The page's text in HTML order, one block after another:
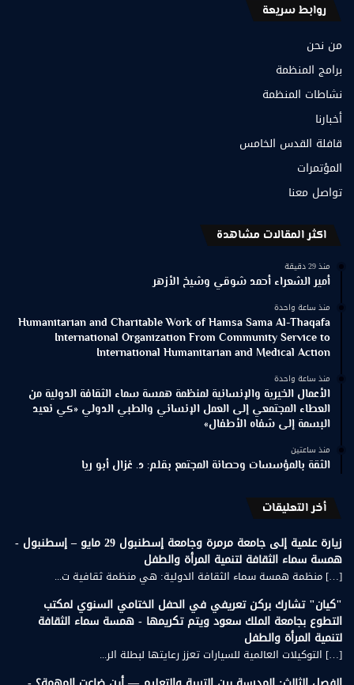
روابط سريعة
من نحن
برامج المنظمة
نشاطات المنظمة
أخبارنا
قافلة القدس الخامس
المؤتمرات
تواصل معنا
اكثر المقالات مشاهدة
منذ 29 دقيقة
أمير الشعراء أحمد شوقي وشيخ الأزهر
منذ ساعة واحدة
Humanitarian and Charitable Work of Hamsa Sama Al-Thaqafa
International Organization From Community Service to
International Humanitarian and Medical Action
منذ ساعة واحدة
الأعمال الخيرية والإنسانية لمنظمة همسة سماء الثقافة الدولية من
العطاء المجتمعي إلى العمل الإنساني والطبي الدولي «كي نعيد
البسمة إلى شفاه الأطفال»
منذ ساعتين
الثقة بالمؤسسات وحصانة المجتمع بقلم: د. غزال أبو ريا
أخر التعليقات
زيارة علمية إلى جامعة مرمرة وجامعة إسطنبول 29 مايو – إسطنبول -
همسة سماء الثقافة لتنمية المرأة والطفل
[…] منظمة همسة سماء الثقافة الدولية: هي منظمة ثقافية ت...
"كيان" تشارك بركن تعريفي في الحفل الختامي السنوي لمكتب
التطوع بجامعة الملك سعود ويتم تكريمها - همسة سماء الثقافة
لتنمية المرأة والطفل
[…] التوكيلات العالمية للسيارات تعزز رعايتها لبطلة الر...